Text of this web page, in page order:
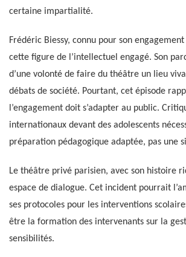
certaine impartialité.
Frédéric Biessy, connu pour son
cette figure de l’intellectuel engagé. Son
d’une volonté de faire du théâtre un lieu
débats de société. Pourtant, cet épisode
l’engagement doit s’adapter au public.
internationaux devant des adolescents
préparation pédagogique adaptée, pas une
Le théâtre privé parisien, avec son histoire
espace de dialogue. Cet incident pourrait
ses protocoles pour les interventions
être la formation des intervenants sur la
sensibilités.